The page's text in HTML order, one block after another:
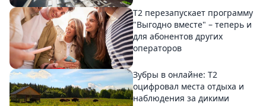
Т2 перезапускает программу
"Выгодно вместе" – теперь и
для абонентов других
операторов
Зубры в онлайне: Т2
оцифровал места отдыха и
наблюдения за дикими